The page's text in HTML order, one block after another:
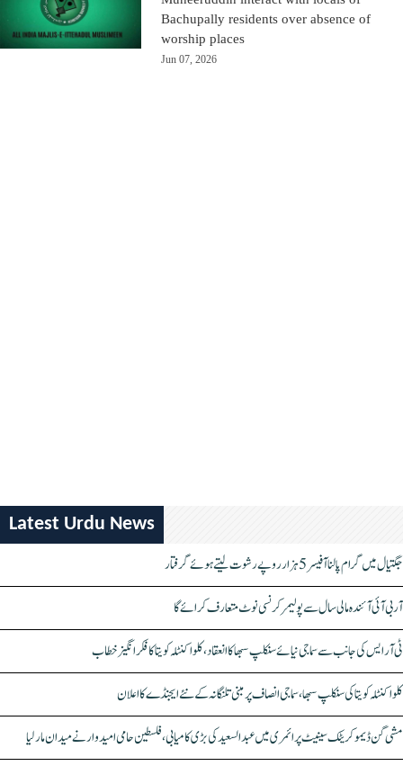
Bachupally residents over absence of
worship places
Jun 07, 2026
Latest Urdu News
جگتیال میں گرام پالنا آفیسر 5 ہزار روپے رشوت لیتے ہوئے گرفتار
آر بی آئی آئندہ مالی سال سے پولیمر کرنسی نوٹ متعارف کرائے گا
ٹی آر ایس کی جانب سے سماجی نیائے سنکلپ سبھا کا انعقاد، کلواکنٹلہ کویتا کا فکر انگیز خطاب
کلواکنٹلہ کویتا کی سنکلپ سبھا، سماجی انصاف پر مبنی تلنگانہ کے نئے ایجنڈے کا اعلان
مشی گن ڈیموکریٹک سینیٹ پرائمری میں عبدالسعید کی بڑی کامیابی، فلسطین حامی امیدوار نے میدان مار لیا